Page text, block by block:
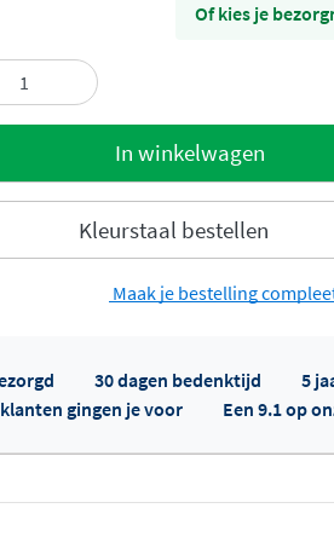
Of kies je
In winkelwagen
Kleurstaal bestellen
aan offerte
Offertes ophalen...
Maak je bestelling
30 dagen bedenktijd
5
gingen je voor
Een 9.1 op